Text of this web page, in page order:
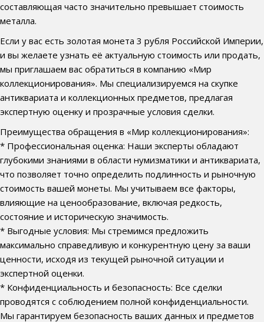
составляющая часто значительно превышает стоимость
металла.
Если у вас есть золотая монета 3 рубля Российской Империи,
и вы желаете узнать её актуальную стоимость или продать,
мы приглашаем вас обратиться в компанию «Мир
коллекционирования». Мы специализируемся на скупке
антиквариата и коллекционных предметов, предлагая
экспертную оценку и прозрачные условия сделки.
Преимущества обращения в «Мир коллекционирования»:
* Профессиональная оценка: Наши эксперты обладают
глубокими знаниями в области нумизматики и антиквариата,
что позволяет точно определить подлинность и рыночную
стоимость вашей монеты. Мы учитываем все факторы,
влияющие на ценообразование, включая редкость,
состояние и историческую значимость.
* Выгодные условия: Мы стремимся предложить
максимально справедливую и конкурентную цену за ваши
ценности, исходя из текущей рыночной ситуации и
экспертной оценки.
* Конфиденциальность и безопасность: Все сделки
проводятся с соблюдением полной конфиденциальности.
Мы гарантируем безопасность ваших данных и предметов